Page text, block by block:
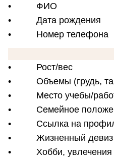
• ФИО
• Дата рождения
• Номер телефона
• Рост/вес
• Объемы (грудь,
• Место учебы/
• Семейное
• Ссылка на профиль
• Жизненный девиз
• Хобби, увлечения